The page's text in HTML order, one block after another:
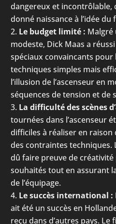
dangereux et incontrôlable,
donné naissance à l’idée du
Le budget limité : Malgré
modeste, Dick Maas a
spéciaux convaincants pour
techniques simples mais
l’illusion de l’ascenseur en
séquences de tension et de
La difficulté des scènes
tournées dans l’ascenseur
difficiles à réaliser en raison
des contraintes techniques.
dû faire preuve de
souhaités tout en assurant
de l’équipage.
Le succès international :
ait été un succès en
reçu dans d’autres pays.